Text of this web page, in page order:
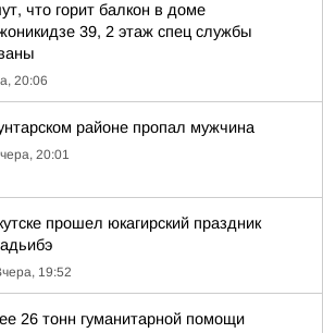
что горит балкон в доме
39, 2 этаж спец службы
20:06
районе пропал мужчина
20:01
прошел юкагирский праздник
19:52
26 тонн гуманитарной помощи